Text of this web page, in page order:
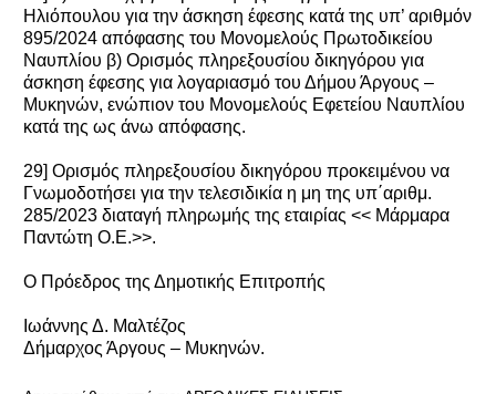
Ηλιόπουλου για την άσκηση έφεσης κατά της υπ’ αριθμόν
895/2024 απόφασης του Μονομελούς Πρωτοδικείου
Ναυπλίου β) Ορισμός πληρεξουσίου δικηγόρου για
άσκηση έφεσης για λογαριασμό του Δήμου Άργους –
Μυκηνών, ενώπιον του Μονομελούς Εφετείου Ναυπλίου
κατά της ως άνω απόφασης.
29] Ορισμός πληρεξουσίου δικηγόρου προκειμένου να
Γνωμοδοτήσει για την τελεσιδικία η μη της υπ΄αριθμ.
285/2023 διαταγή πληρωμής της εταιρίας << Μάρμαρα
Παντώτη Ο.Ε.>>.
O Πρόεδρος της Δημοτικής Επιτροπής
Ιωάννης Δ. Μαλτέζος
Δήμαρχος Άργους – Μυκηνών.